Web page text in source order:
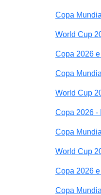
Copa
World Cup
Copa 2026
Copa
World Cup
Copa 2026 -
Copa
World Cup
Copa 2026
Copa